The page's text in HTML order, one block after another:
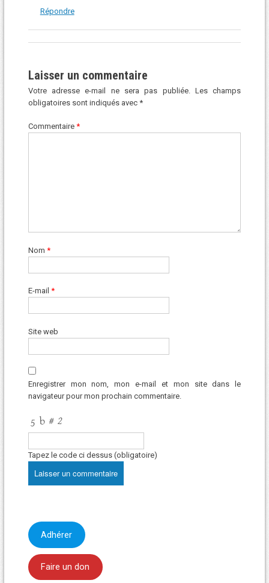
Répondre
Laisser un commentaire
Votre adresse e-mail ne sera pas publiée.
Les champs
obligatoires sont indiqués avec *
Commentaire *
Nom *
E-mail *
Site web
Enregistrer mon nom, mon e-mail et mon site dans le
navigateur pour mon prochain commentaire.
Tapez le code ci dessus (obligatoire)
Adhérer
Faire un don